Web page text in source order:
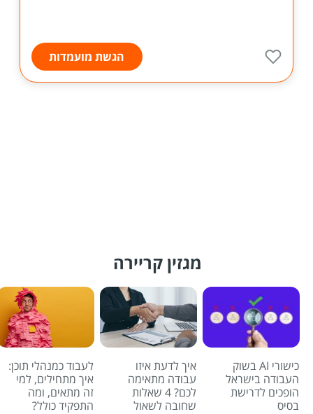
הגשת מועמדות
מגזין קריירה
כישורי AI בשוק
העבודה בישראל
הופכים לדרישת
בסיס
איך לדעת איזו
עבודה מתאימה
לכם? 4 שאלות
שחובה לשאול
לעבוד כמנהלי תוכן:
איך מתחילים, למי
זה מתאים, ומה
התפקיד כולל?